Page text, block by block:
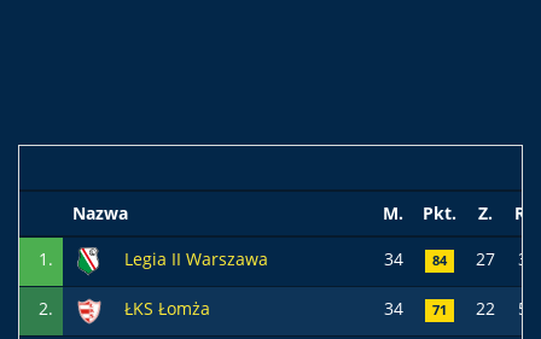
Nazwa M. Pkt. Z.
R.
1.
Legia II Warszawa 34 84 27 3
2. ŁKS Łomża 34 71 22 5